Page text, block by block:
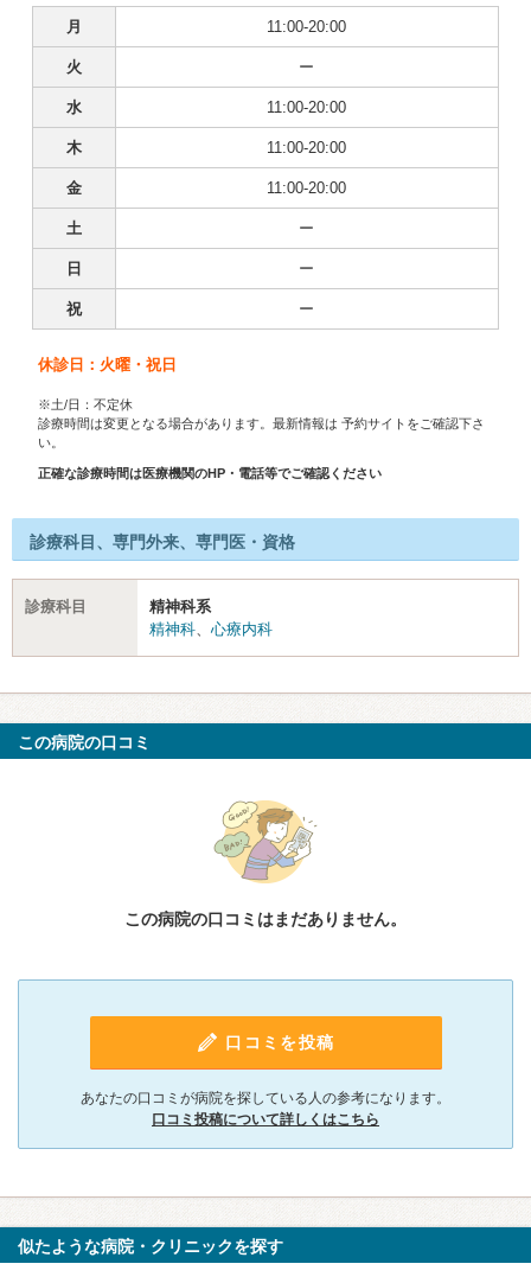
月 11:00-20:00
火 ー
水 11:00-20:00
木 11:00-20:00
金 11:00-20:00
土 ー
日 ー
祝 ー
休診日：火曜・祝日
※土/日：不定休
診療時間は変更となる場合があります。最新情報は 予約サイトをご確認下さ
い。
正確な診療時間は医療機関のHP・電話等でご確認ください
診療科目、専門外来、専門医・資格
診療科目
精神科系
精神科、 心療内科
この病院の口コミ
この病院の口コミはまだありません。
口コミを投稿
あなたの口コミが病院を探している人の参考になります。
口コミ投稿について詳しくはこちら
似たような病院・クリニックを探す